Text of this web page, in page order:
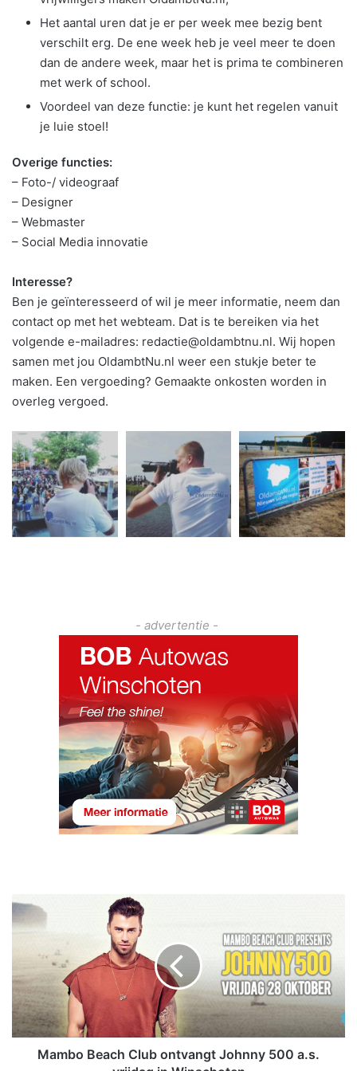
Het aantal uren dat je er per week mee bezig bent
verschilt erg. De ene week heb je veel meer te doen
dan de andere week, maar het is prima te combineren
met werk of school.
Voordeel van deze functie: je kunt het regelen vanuit
je luie stoel!
Overige functies:
– Foto-/ videograaf
– Designer
– Webmaster
– Social Media innovatie
Interesse?
Ben je geïnteresseerd of wil je meer informatie, neem dan
contact op met het webteam. Dat is te bereiken via het
volgende e-mailadres: redactie@oldambtnu.nl. Wij hopen
samen met jou OldambtNu.nl weer een stukje beter te
maken. Een vergoeding? Gemaakte onkosten worden in
overleg vergoed.
- advertentie -
M
a
B
e
a
c
Mambo Beach Club ontvangt Johnny 500 a.s.